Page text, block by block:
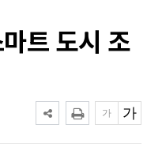
트 도시 조